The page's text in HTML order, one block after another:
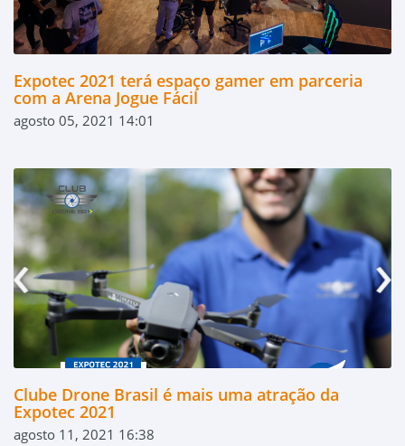
Expotec 2021 terá espaço gamer em parceria
com a Arena Jogue Fácil
agosto 05, 2021 14:01
Clube Drone Brasil é mais uma atração da
Expotec 2021
agosto 11, 2021 16:38